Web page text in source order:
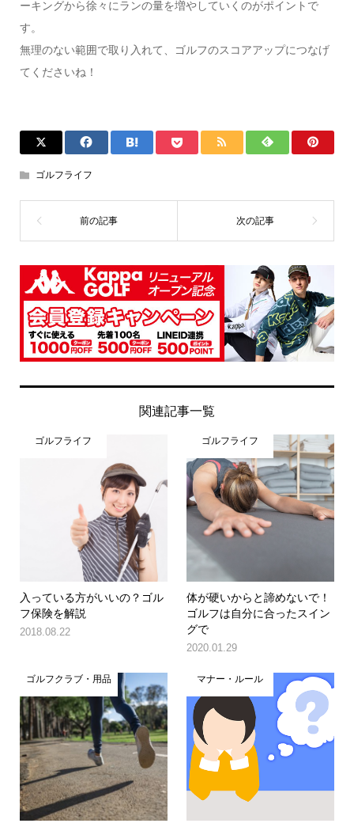
ーキングから徐々にランの量を増やしていくのがポイントで
す。
無理のない範囲で取り入れて、ゴルフのスコアアップにつなげ
てくださいね！
ゴルフライフ
関連記事一覧
ゴルフライフ
入っている方がいいの？ゴル
フ保険を解説
2018.08.22
ゴルフライフ
体が硬いからと諦めないで！
ゴルフは自分に合ったスイン
グで
2020.01.29
ゴルフクラブ・用品 マナー・ルール